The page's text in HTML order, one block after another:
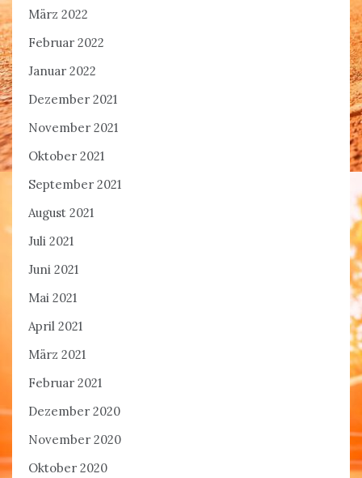
März 2022
Februar 2022
Januar 2022
Dezember 2021
November 2021
Oktober 2021
September 2021
August 2021
Juli 2021
Juni 2021
Mai 2021
April 2021
März 2021
Februar 2021
Dezember 2020
November 2020
Oktober 2020